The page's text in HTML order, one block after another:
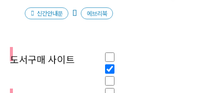
신간안내문 에브리북
도서구매 사이트